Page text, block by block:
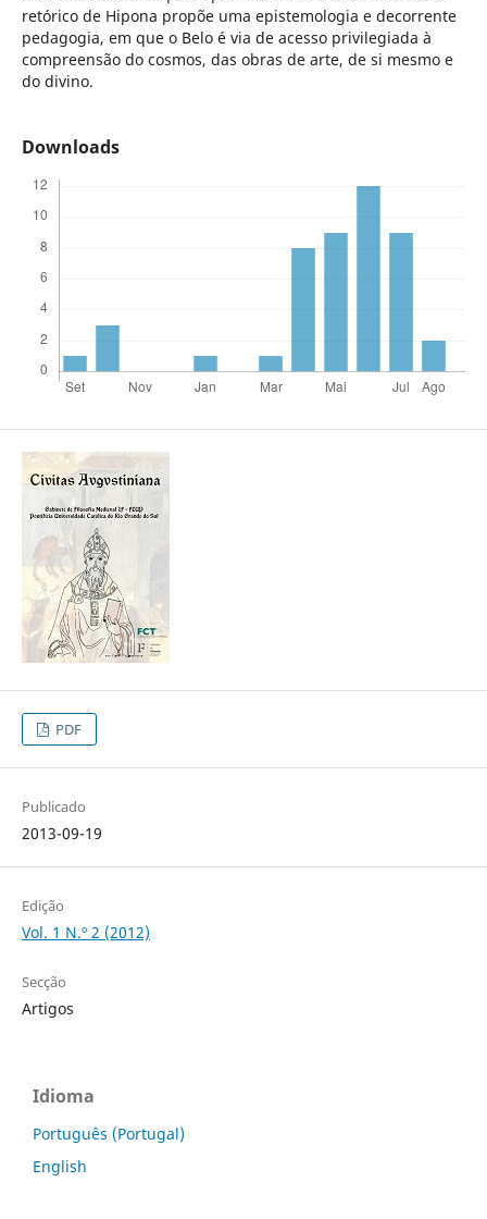
retórico de Hipona propõe uma epistemologia e decorrente
pedagogia, em que o Belo é via de acesso privilegiada à
compreensão do cosmos, das obras de arte, de si mesmo e
do divino.
Downloads
PDF
Publicado
2013-09-19
Edição
Vol. 1 N.º 2 (2012)
Secção
Artigos
Idioma
Português (Portugal)
English